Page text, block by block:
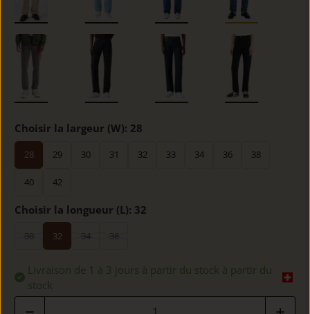
Choisir la largeur (W): 28
28 29 30 31 32 33 34 36 38
40 42
Choisir la longueur (L): 32
30 32 34 36
Livraison de 1 à 3 jours à partir du stock à partir du
stock